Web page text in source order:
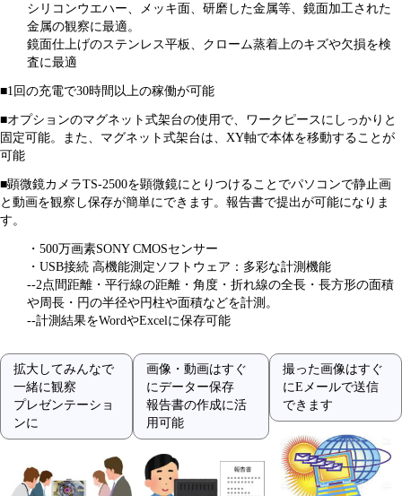
シリコンウエハー、メッキ面、研磨した金属等、鏡面加工された
金属の観察に最適。
鏡面仕上げのステンレス平板、クローム蒸着上のキズや欠損を検
査に最適
■1回の充電で30時間以上の稼働が可能
■オプションのマグネット式架台の使用で、ワークピースにしっかりと
固定可能。また、マグネット式架台は、XY軸で本体を移動することが
可能
■顕微鏡カメラTS-2500を顕微鏡にとりつけることでパソコンで静止画
と動画を観察し保存が簡単にできます。報告書で提出が可能になりま
す。
・500万画素SONY CMOSセンサー
・USB接続 高機能測定ソフトウェア：多彩な計測機能
--2点間距離・平行線の距離・角度・折れ線の全長・長方形の面積
や周長・円の半径や円柱や面積などを計測。
--計測結果をWordやExcelに保存可能
拡大してみんなで
一緒に観察
プレゼンテーショ
ンに
画像・動画はすぐ
にデーター保存
報告書の作成に活
用可能
撮った画像はすぐ
にEメールで送信
できます